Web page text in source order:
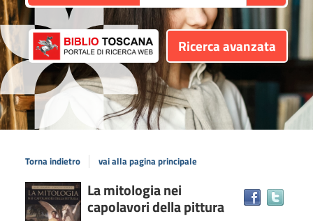
Ricerca avanzata
Torna indietro vai alla pagina principale
Dettaglio
del
La mitologia nei
capolavori della pittura